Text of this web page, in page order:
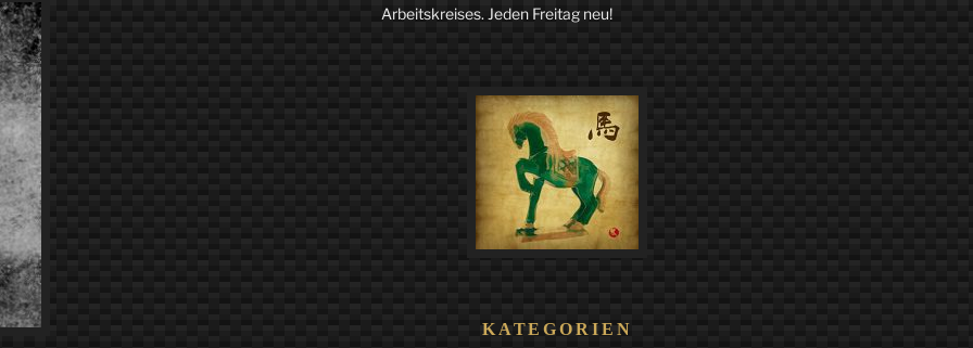
Arbeitskreises. Jeden Freitag neu!
KATEGORIEN